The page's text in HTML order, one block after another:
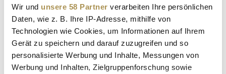
Wir und unsere 58 Partner verarbeiten Ihre persönlichen
Daten, wie z. B. Ihre IP-Adresse, mithilfe von
Technologien wie Cookies, um Informationen auf Ihrem
Gerät zu speichern und darauf zuzugreifen und so
personalisierte Werbung und Inhalte, Messungen von
Werbung und Inhalten, Zielgruppenforschung sowie